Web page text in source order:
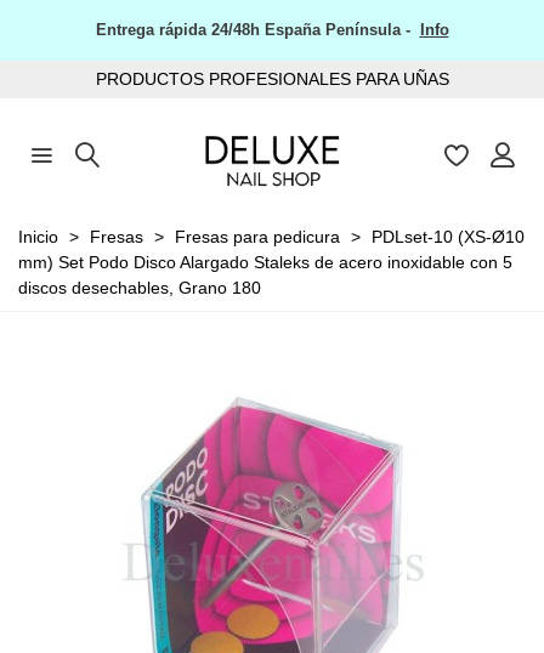
Entrega rápida 24/48h España Península - Info
PRODUCTOS PROFESIONALES PARA UÑAS
Inicio > Fresas > Fresas para pedicura >
PDLset-10 (XS-Ø10
mm) Set Podo Disco Alargado Staleks de acero inoxidable con 5
discos desechables, Grano 180